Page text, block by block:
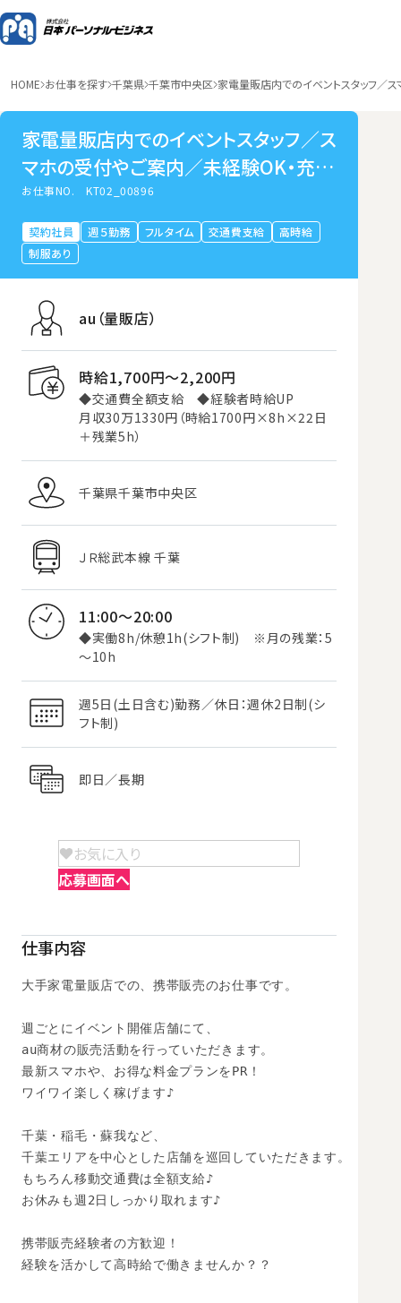
HOME お仕事を探す 千葉県 千葉市中央区 家電量販店内でのイベントスタッフ／
家電量販店内でのイベントスタッフ／ス
マホの受付やご案内／未経験OK・充実
の研修サポート／千葉
お仕事NO.KT02_00896
契約社員 週５勤務 フルタイム 交通費支給
高時給
制服あり
au（量販店）
時給1,700円〜2,200円
◆交通費全額支給 ◆経験者時給UP
月収30万1330円（時給1700円×8h×22日
＋残業5h）
千葉県千葉市中央区
ＪＲ総武本線 千葉
11:00～20:00
◆実働8h/休憩1h(シフト制) ※月の残業：5
～10h
週5日(土日含む)勤務／休日：週休2日制(シ
フト制)
即日／長期
お気に入り
応募画面へ
仕事内容
大手家電量販店での、携帯販売のお仕事です。
週ごとにイベント開催店舗にて、
au商材の販売活動を行っていただきます。
最新スマホや、お得な料金プランをPR！
ワイワイ楽しく稼げます♪
千葉・稲毛・蘇我など、
千葉エリアを中心とした店舗を巡回していただきます。
もちろん移動交通費は全額支給♪
お休みも週2日しっかり取れます♪
携帯販売経験者の方歓迎！
経験を活かして高時給で働きませんか？？